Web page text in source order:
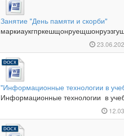
Занятие "День памяти и скорби"
"Информационные технологии в
Информационные технологии в